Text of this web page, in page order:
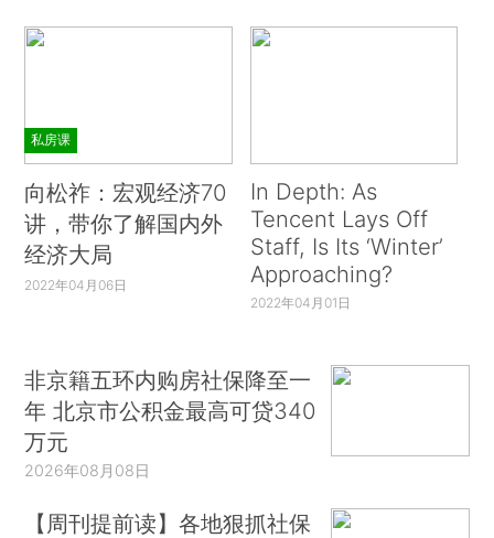
私房课
向松祚：宏观经济70
讲，带你了解国内外
经济大局
2022年04月06日
In Depth: As
Tencent Lays Off
Staff, Is Its ‘Winter’
Approaching?
2022年04月01日
非京籍五环内购房社保降至一
年 北京市公积金最高可贷340
万元
2026年08月08日
【周刊提前读】各地狠抓社保